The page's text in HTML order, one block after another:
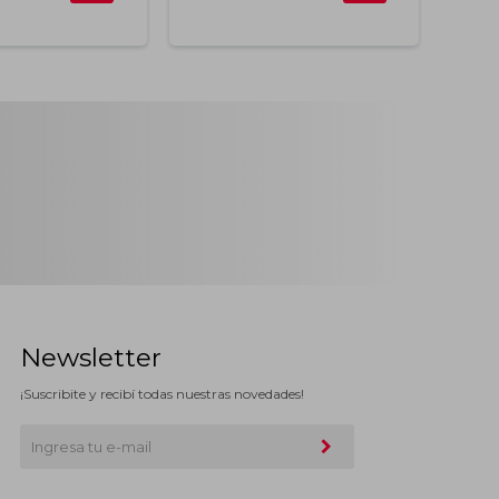
Newsletter
¡Suscribite y recibí todas nuestras novedades!